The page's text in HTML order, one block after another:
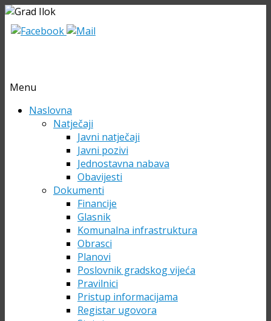
Menu
Skip Naslovna
Natječaji
Javni natječaji
Javni pozivi
Jednostavna nabava
Obavijesti
Dokumenti
Financije
Glasnik
Komunalna infrastruktura
Obrasci
Planovi
Poslovnik gradskog vijeća
Pravilnici
Pristup informacijama
Registar ugovora